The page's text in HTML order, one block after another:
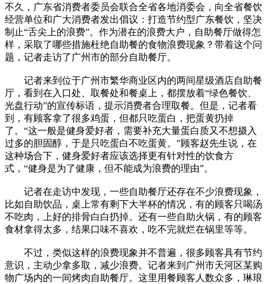
不久，广东省消费者委员会联合全省各地消委会，向全省餐饮
经营单位和广大消费者发出倡议：打造节约型广东餐饮，坚决
制止“舌尖上的浪费”。作为潜在的浪费大户，自助餐厅做得怎
样，采取了哪些措施杜绝自助餐的食物浪费现象？带着这个问
题，记者走访了广州市的部分自助餐厅。
记者来到位于广州市繁华商业区内的两间星级酒店自助餐
厅，看到在入口处、取餐处和餐桌上，都摆放着“绿色餐饮、
光盘行动”的宣传标语，提示消费者合理取餐。但是，记者看
到，有顾客拿了很多鸡蛋，但都只吃蛋白，把蛋黄扔掉
了。“这一般是健身爱好者，需要补充大量蛋白质又不想摄入
过多的胆固醇，于是只吃蛋白不吃蛋黄。”顾客赵先生说，在
这种场合下，健身爱好者应该选择更有针对性的饮食方
式，“健身是为了健康，但不能成为浪费的理由”。
记者在走访中发现，一些自助餐厅还存在不少浪费现象，
比如自助饮品，桌上常有剩下大半杯的情况，有的顾客只喝汤
不吃肉，上好的排骨白白扔掉。还有一些自助火锅，有的顾客
食材拿得太多，结果口味不喜欢，吃不完就烂在锅里等等。
不过，类似这样的浪费现象并不普遍，很多顾客具有节约
意识，主动少拿多取，减少浪费。记者来到广州市天河区某购
物广场内的一间烤肉自助餐厅。这里用餐顾客人数众多，琳琅